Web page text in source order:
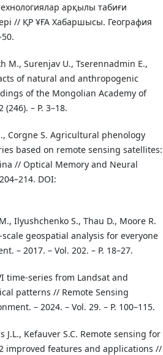
арқылы табиғи
// ҚР ҰҒА Хабаршысы. География
M., Surenjav U., Tserennadmin E.,
of natural and anthropogenic
of the Mongolian Academy of
– P. 3–18.
Corgne S. Agricultural phenology
based on remote sensing satellites:
// Optical Memory and Neural
DOI:
Ilyushchenko S., Thau D., Moore R.
geospatial analysis for everyone
– 2017. – Vol. 202. – P. 18–27.
time-series from Landsat and
patterns // Remote Sensing
– 2024. – Vol. 29. – P. 100–115.
J.L., Kefauver S.C. Remote sensing for
improved features and applications //